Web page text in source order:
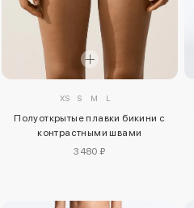
XS S M L
Полуоткрытые плавки бикини с
контрастными швами
3480 ₽